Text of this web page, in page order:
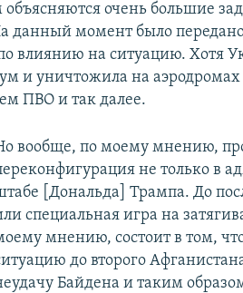
очень большие
данный момент было
влиянию на ситуацию. Хотя
и уничтожила на аэродромах
ПВО и так далее.
вообще, по моему мнению,
не только в
[Дональда] Трампа. До
специальная игра на
мнению, состоит в том,
до второго
Байдена и таким